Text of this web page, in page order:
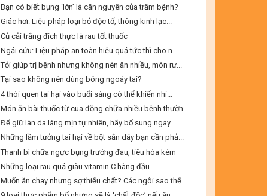
Bạn có biết bụng ‘lớn’ là căn nguyên của trăm bệnh?
Giác hơi: Liệu pháp loại bỏ độc tố, thông kinh lạc...
Củ cải trắng đích thực là rau tốt thuốc
Ngải cứu: Liệu pháp an toàn hiệu quả tức thì cho n...
Tỏi giúp trị bệnh nhưng không nên ăn nhiều, món rư...
Tại sao không nên dùng bông ngoáy tai?
4 thói quen tai hại vào buổi sáng có thể khiến nhi...
Món ăn bài thuốc từ cua đồng chữa nhiều bệnh thườn...
Để giữ làn da láng mịn tự nhiên, hãy bổ sung ngay ...
Những lầm tưởng tai hại về bột sắn dây bạn cần phả...
Thanh bì chữa ngực bụng trướng đau, tiêu hóa kém
Những loại rau quả giàu vitamin C hàng đầu
Muốn ăn chay nhưng sợ thiếu chất? Các ngôi sao thể...